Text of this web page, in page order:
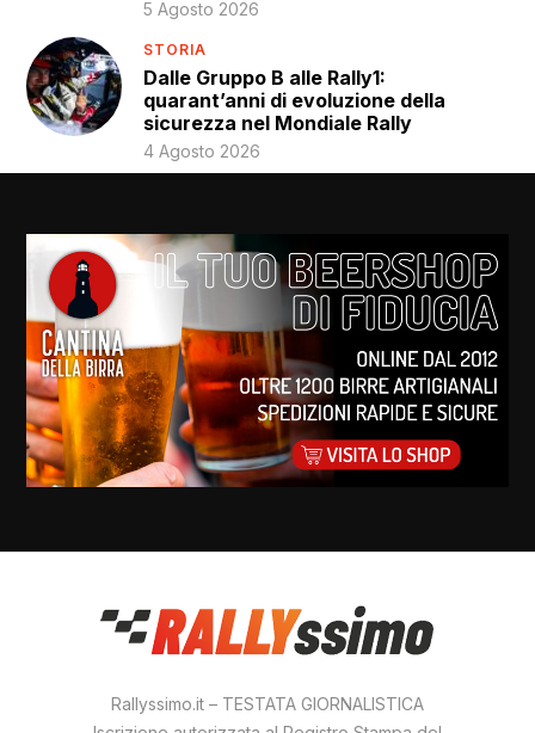
5 Agosto 2026
STORIA
Dalle Gruppo B alle Rally1:
quarant’anni di evoluzione della
sicurezza nel Mondiale Rally
4 Agosto 2026
Rallyssimo.it – TESTATA GIORNALISTICA